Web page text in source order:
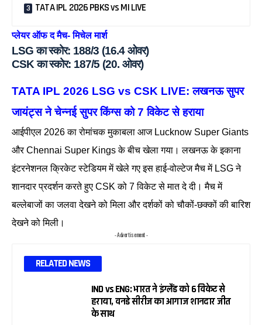
TATA IPL 2026 PBKS vs MI LIVE
प्लेयर ऑफ द मैच- मिचेल मार्श
LSG का स्कोर: 188/3 (16.4 ओवर)
CSK का स्कोर: 187/5 (20. ओवर)
TATA IPL 2026 LSG vs CSK LIVE: लखनऊ सुपर
जायंट्स ने चेन्नई सुपर किंग्स को 7 विकेट से हराया
आईपीएल 2026 का रोमांचक मुकाबला आज Lucknow Super Giants
और Chennai Super Kings के बीच खेला गया। लखनऊ के इकाना
इंटरनेशनल क्रिकेट स्टेडियम में खेले गए इस हाई-वोल्टेज मैच में LSG ने
शानदार प्रदर्शन करते हुए CSK को 7 विकेट से मात दे दी। मैच में
बल्लेबाजों का जलवा देखने को मिला और दर्शकों को चौकों-छक्कों की बारिश
देखने को मिली।
- Advertisement -
RELATED NEWS
IND vs ENG: भारत ने इंग्लैंड को 6 विकेट से
हराया, वनडे सीरीज का आगाज शानदार जीत
के साथ